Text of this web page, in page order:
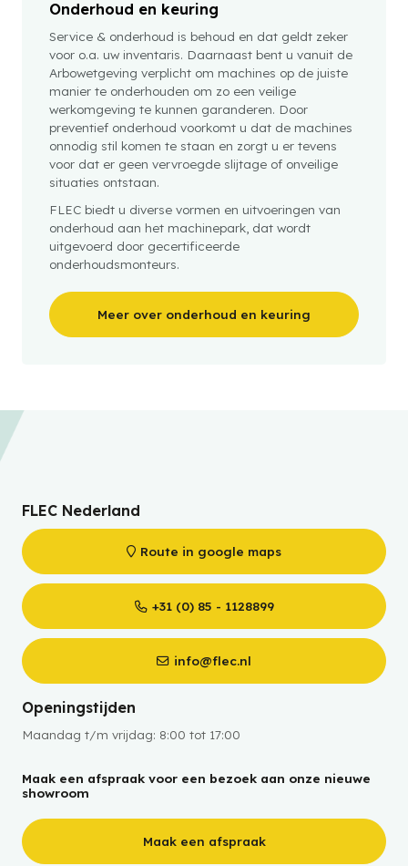
Onderhoud en keuring
Service & onderhoud is behoud en dat geldt zeker
voor o.a. uw inventaris. Daarnaast bent u vanuit de
Arbowetgeving verplicht om machines op de juiste
manier te onderhouden om zo een veilige
werkomgeving te kunnen garanderen. Door
preventief onderhoud voorkomt u dat de machines
onnodig stil komen te staan en zorgt u er tevens
voor dat er geen vervroegde slijtage of onveilige
situaties ontstaan.
FLEC biedt u diverse vormen en uitvoeringen van
onderhoud aan het machinepark, dat wordt
uitgevoerd door gecertificeerde
onderhoudsmonteurs.
Meer over onderhoud en keuring
FLEC Nederland
Route in google maps
+31 (0) 85 - 1128899
info@flec.nl
Openingstijden
Maandag t/m vrijdag: 8:00 tot 17:00
Maak een afspraak voor een bezoek aan onze nieuwe
showroom
Maak een afspraak